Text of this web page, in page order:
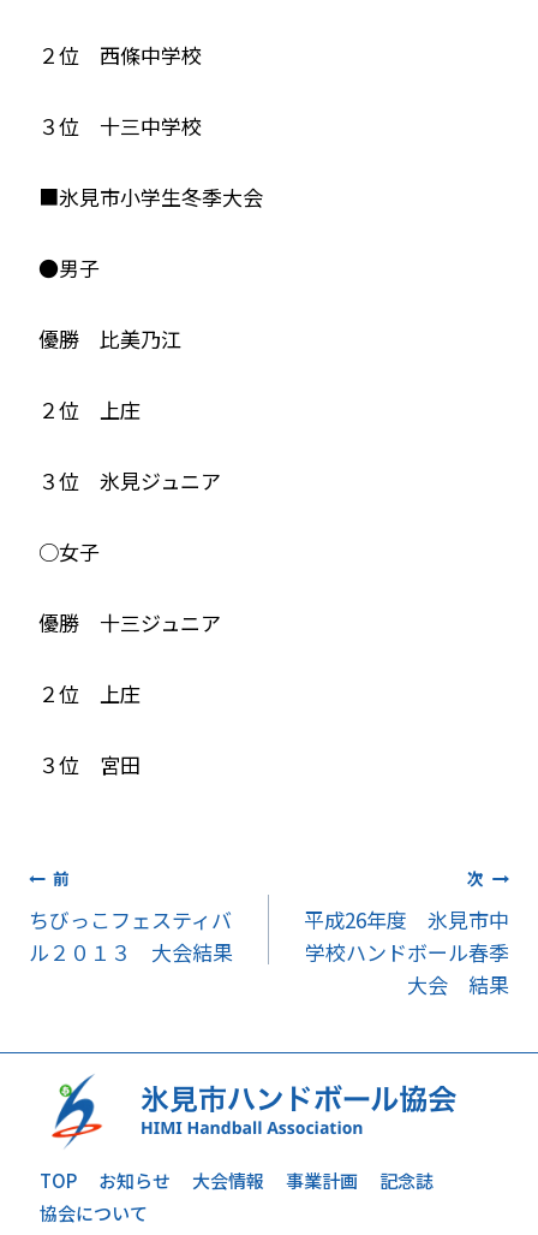
２位 西條中学校
３位 十三中学校
■氷見市小学生冬季大会
●男子
優勝 比美乃江
２位 上庄
３位 氷見ジュニア
○女子
優勝 十三ジュニア
２位 上庄
３位 宮田
投
稿
ゲ
ー
シ
前
ちびっこフェスティバ
ル２０１３ 大会結果
次
平成26年度 氷見市中
学校ハンドボール春季
大会 結果
TOP お知らせ 大会情報 事業計画
記念誌
協会について